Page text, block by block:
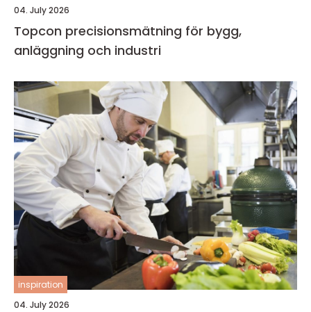
04. July 2026
Topcon precisionsmätning för bygg,
anläggning och industri
inspiration
04. July 2026